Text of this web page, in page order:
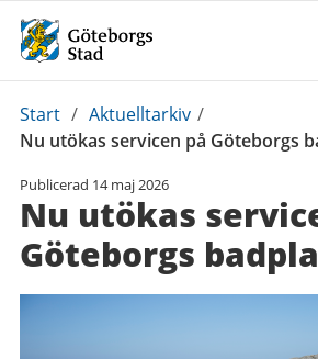
Du
är
Start / Aktuelltarkiv /
Nu utökas servicen på Göteborgs
Publicerad 14 maj 2026
Nu utökas
Göteborgs